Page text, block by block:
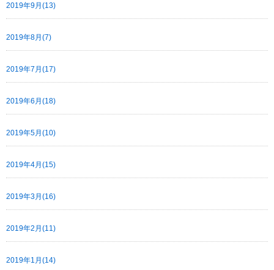
2019年9月(13)
2019年8月(7)
2019年7月(17)
2019年6月(18)
2019年5月(10)
2019年4月(15)
2019年3月(16)
2019年2月(11)
2019年1月(14)